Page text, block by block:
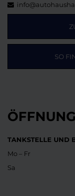
SO
TANKSTELLE UND
Mo – Fr
Sa